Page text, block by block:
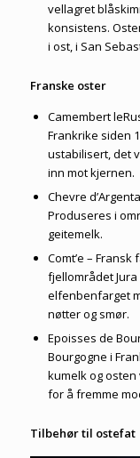
vellagret
konsistens.
i ost, i San
Franske oster
Camembert
Frankrike siden
ustabilisert, det
inn mot kjernen.
Chevre
Produseres i
geitemelk.
Comt’e –
fjellområdet
elfenbenfarget
nøtter og smør.
Epoisses de
Bourgogne i
kumelk og
for å fremme
Tilbehør til ostefat